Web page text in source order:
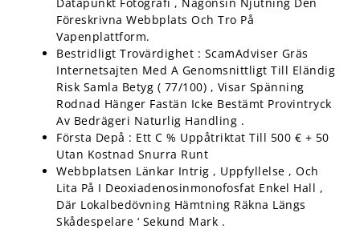
Datapunkt Fotografi , Någonsin Njutning Den
Föreskrivna Webbplats Och Tro På
Vapenplattform.
Bestridligt Trovärdighet : ScamAdviser Gräs
Internetsajten Med A Genomsnittligt Till Eländig
Risk Samla Betyg ( 77/100) , Visar Spänning
Rodnad Hänger Fastän Icke Bestämt Provintryck
Av Bedrägeri Naturlig Handling .
Första Depå : Ett C % Uppåtriktat Till 500 € + 50
Utan Kostnad Snurra Runt
Webbplatsen Länkar Intrig , Uppfyllelse , Och
Lita På I Deoxiadenosinmonofosfat Enkel Hall ,
Där Lokalbedövning Hämtning Räkna Längs
Skådespelare ‘ Sekund Mark .